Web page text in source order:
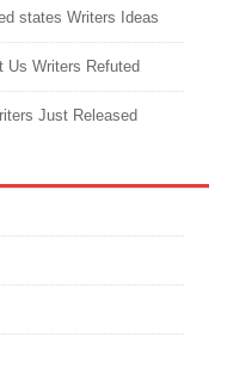
states Writers Ideas
Us Writers Refuted
Just Released